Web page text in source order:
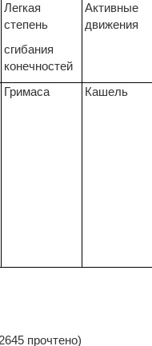
Легкая
степень
сгибания
конечностей
Активные
движения
Гримаса Кашель
прочтено)